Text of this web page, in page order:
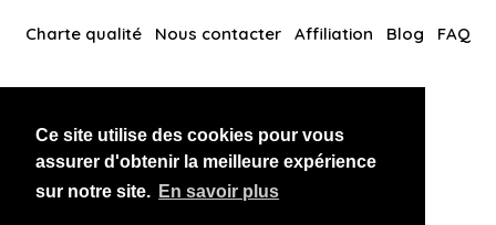
Ce site utilise des cookies pour vous
assurer d'obtenir la meilleure expérience
sur notre site. En savoir plus
Charte qualité Nous contacter Affiliation Blog FAQ
BlackAndBeauties RussianKisses